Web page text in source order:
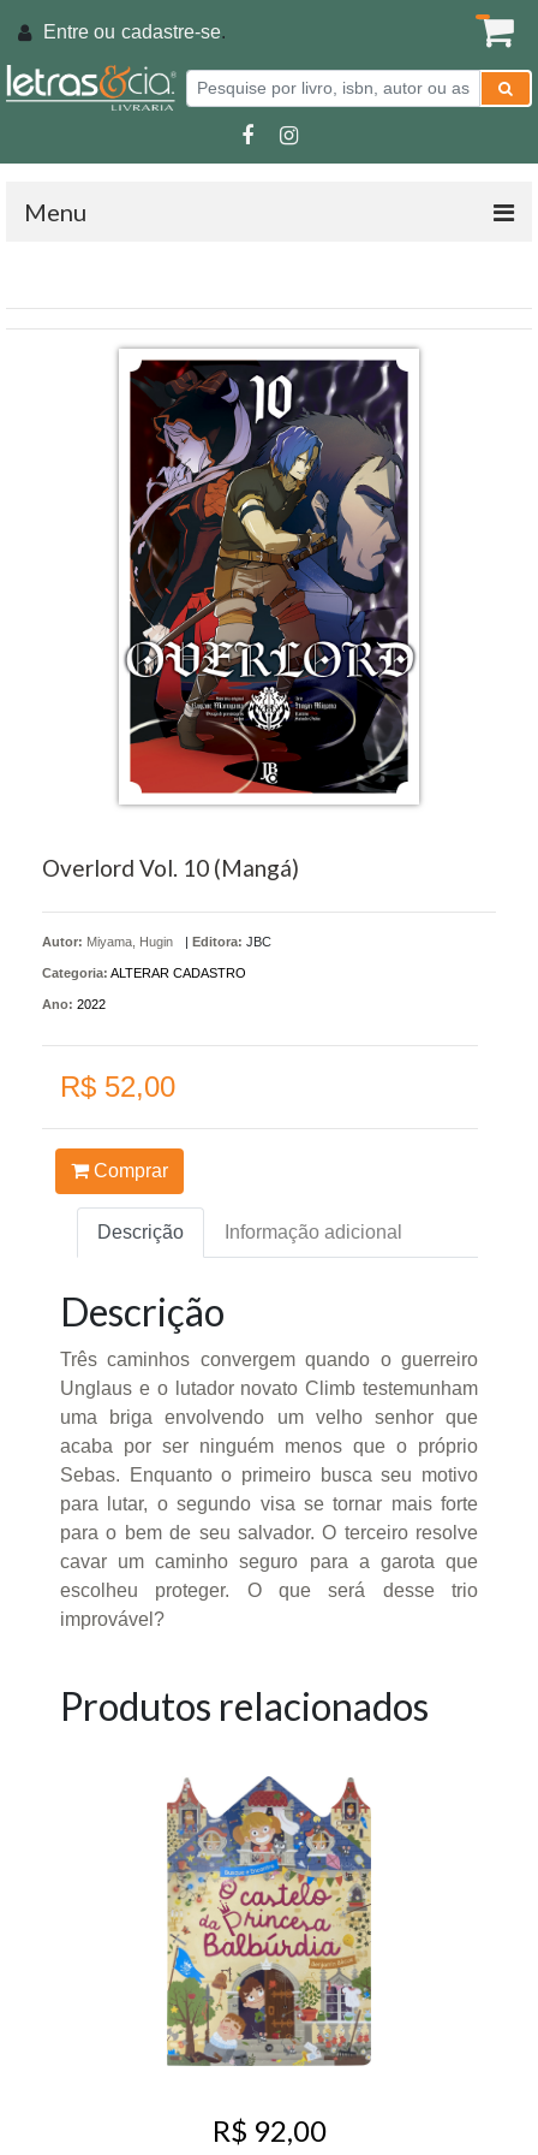
Entre ou cadastre-se.
Menu
Overlord Vol. 10 (Mangá)
Autor: Miyama, Hugin | Editora: JBC
Categoria: ALTERAR CADASTRO
Ano: 2022
R$ 52,00
Comprar
Descrição Informação adicional
Descrição
Três caminhos convergem quando o guerreiro
Unglaus e o lutador novato Climb testemunham
uma briga envolvendo um velho senhor que
acaba por ser ninguém menos que o próprio
Sebas. Enquanto o primeiro busca seu motivo
para lutar, o segundo visa se tornar mais forte
para o bem de seu salvador. O terceiro resolve
cavar um caminho seguro para a garota que
escolheu proteger. O que será desse trio
improvável?
Produtos relacionados
R$ 92,00